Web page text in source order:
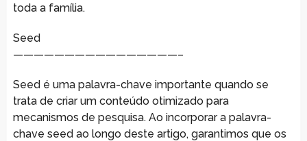
toda a família.
Seed
————————————————–
Seed é uma palavra-chave importante quando se
trata de criar um conteúdo otimizado para
mecanismos de pesquisa. Ao incorporar a palavra-
chave seed ao longo deste artigo, garantimos que os